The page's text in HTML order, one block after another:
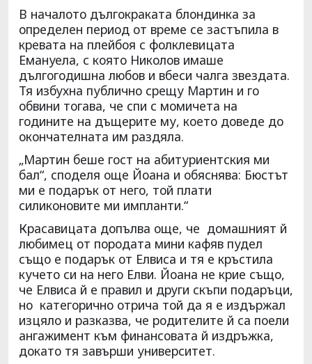
В началото дългокраката блондинка за
определен период от време се застъпила в
кревата на плейбоя с фолклевицата
Емануела, с която Николов имаше
дългогодишна любов и вбеси чалга звездата.
Тя избухна публично срещу Мартин и го
обвини тогава, че спи с момичета на
годините на дъщерите му, което доведе до
окончателната им раздяла.
„Мартин беше гост на абитуриентския ми
бал“, споделя още Йоана и обяснява: Бюстът
ми е подарък от него, той плати
силиконовите ми импланти.“
Красавицата допълва още, че домашният й
любимец от породата мини кафяв пудел
също е подарък от Елвиса и тя е кръстила
кучето си на него Елви. Йоана не крие също,
че Елвиса й е правил и други скъпи подаръци,
но категорично отрича той да я е издържал
изцяло и разказва, че родителите й са поели
ангажимент към финансовата й издръжка,
докато тя завърши университет.